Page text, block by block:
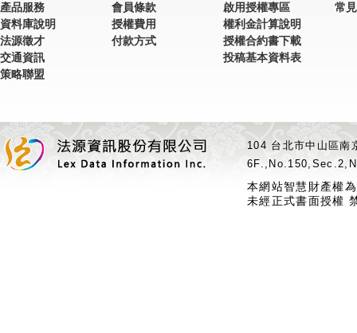
產品服務
資料庫說明
法源徵才
交通資訊
策略聯盟
會員條款
授權費用
付款方式
啟用授權專區
權利金計算說明
授權合約書下載
投稿基本資料表
常
104 台北市中山區
本網站智慧財產權
未經正式書面授權